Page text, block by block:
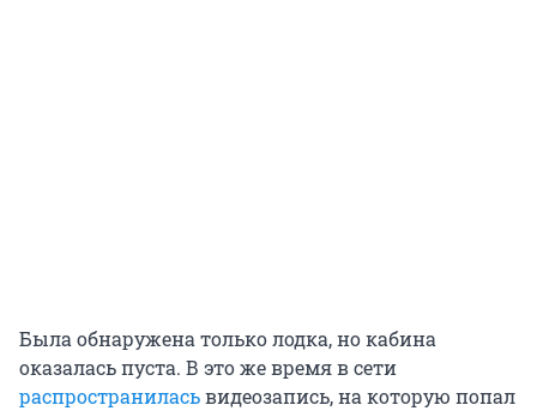
Была обнаружена только лодка, но кабина
оказалась пуста. В это же время в сети
распространиласьвидеозапись, на которую попал